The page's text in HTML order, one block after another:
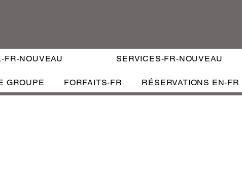
FR-NOUVEAU SERVICES-FR-NOUVEAU
GROUPE FORFAITS-FR RÉSERVATIONS EN-FR